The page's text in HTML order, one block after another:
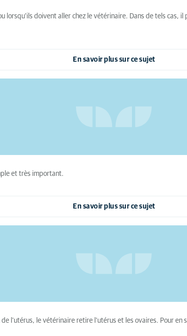
lorsqu'ils doivent aller chez le vétérinaire. Dans de tels cas,
En savoir plus sur ce sujet
et très important.
En savoir plus sur ce sujet
l'utérus, le vétérinaire retire l'utérus et les ovaires. Pour en